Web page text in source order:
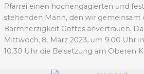
Pfarrei einen hochengagierten und
stehenden Mann, den wir gemeinsam
Barmherzigkeit Gottes anvertrauen.
Mittwoch, 8. März 2023, um 9.00 Uhr
10.30 Uhr die Beisetzung am Oberen